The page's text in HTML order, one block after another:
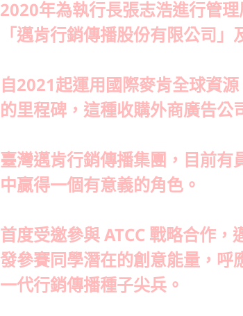
2020年為執行長張志浩進行管
「邁肯行銷傳播股份有限公司
自2021起運用國際麥肯全球資
的里程碑，這種收購外商廣告公
臺灣邁肯行銷傳播集團，目前
中贏得一個有意義的角色。
首度受邀參與 ATCC 戰略合作
發參賽同學潛在的創意能量，呼
一代行銷傳播種子尖兵。